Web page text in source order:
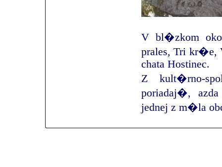
V bl�zkom
prales, Tri kr�e,
chata Hostinec.
Z kult�rno-
poriadaj�,
jednej z m�la